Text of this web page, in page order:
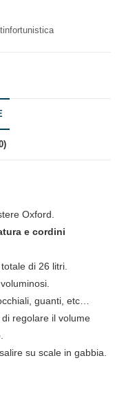
Oxford.
e cordini
di 26 litri.
guanti, etc…
regolare il volume
su scale in gabbia.